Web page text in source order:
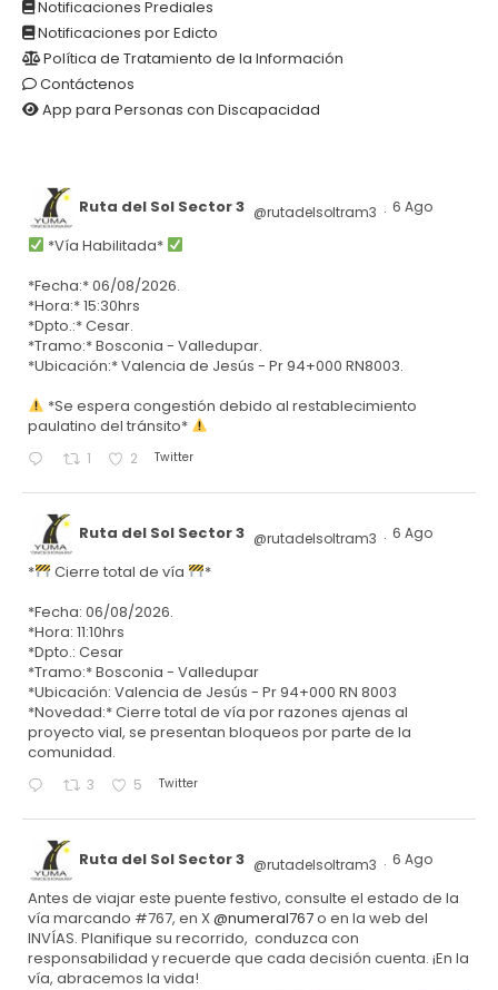
Notificaciones Prediales
Notificaciones por Edicto
Política de Tratamiento de la Información
Contáctenos
App para Personas con Discapacidad
Ruta del Sol Sector 3 @rutadelsoltram3 · 6 Ago
*Vía Habilitada*
*Fecha:* 06/08/2026.
*Hora:* 15:30hrs
*Dpto.:* Cesar.
*Tramo:* Bosconia - Valledupar.
*Ubicación:* Valencia de Jesús - Pr 94+000 RN8003.
*Se espera congestión debido al restablecimiento
paulatino del tránsito*
1 2 Twitter
Ruta del Sol Sector 3 @rutadelsoltram3 · 6 Ago
* Cierre total de vía
*
*Fecha: 06/08/2026.
*Hora: 11:10hrs
*Dpto.: Cesar
*Tramo:* Bosconia - Valledupar
*Ubicación: Valencia de Jesús - Pr 94+000 RN 8003
*Novedad:* Cierre total de vía por razones ajenas al
proyecto vial, se presentan bloqueos por parte de la
comunidad.
3 5 Twitter
Ruta del Sol Sector 3 @rutadelsoltram3 · 6 Ago
Antes de viajar este puente festivo, consulte el estado de la
vía marcando #767, en X@numeral767o en la web del
INVÍAS. Planifique su recorrido, conduzca con
responsabilidad y recuerde que cada decisión cuenta. ¡En la
vía, abracemos la vida!